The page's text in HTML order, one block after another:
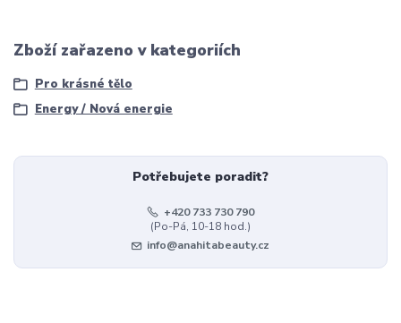
Zboží zařazeno v kategoriích
Pro krásné tělo
Energy / Nová energie
Potřebujete poradit?
+420 733 730 790
(Po-Pá, 10-18 hod.)
info@anahitabeauty.cz